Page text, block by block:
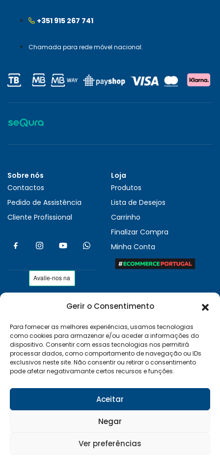
Gerir o Consentimento
Para fornecer as melhores experiências, usamos tecnologias
como cookies para armazenar e/ou aceder a informações do
dispositivo. Consentir com essas tecnologias nos permitirá
processar dados, como comportamento de navegação ou IDs
exclusivos neste site. Não consentir ou retirar o consentimento
pode afetar negativamante certos recursos e funções.
Aceitar
Negar
Ver preferências
+351 915 267 741
Chamada para rede móvel nacional.
Sobre nós
Contactos
Pedido de Assistência
Cliente Profissional
Loja
Produtos
Lista de Desejos
Carrinho
Finalizar Compra
Minha Conta
As nossas condições
Políticas de Privacidade
Termos e Condições
Entregas e Devoluções
Livro de Reclamações
Sequra
Desenvolvido por:Vítor Carneiro